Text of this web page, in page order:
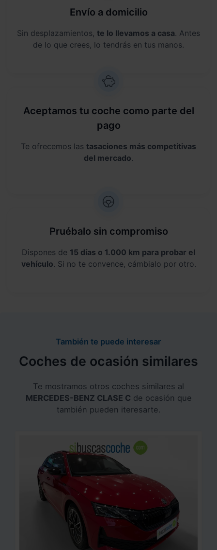
Envío a domicilio
Sin desplazamientos, te lo llevamos a casa. Antes
de lo que crees, lo tendrás en tus manos.
Aceptamos tu coche como parte del
pago
Te ofrecemos las tasaciones más competitivas
del mercado.
Pruébalo sin compromiso
Dispones de 15 días o 1.000 km para probar el
vehículo. Si no te convence, cámbialo por otro.
También te puede interesar
Coches de ocasión similares
Te mostramos otros coches similares al
MERCEDES-BENZ CLASE C de ocasión que
también pueden iteresarte.